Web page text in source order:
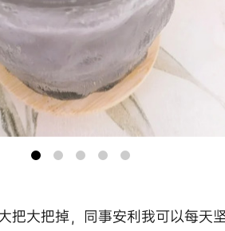
把大把掉，同事安利我可以每天